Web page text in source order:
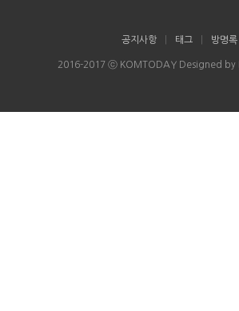
공지사항 태그 방명록
2016-2017 ⓒ KOMTODAY Designed by